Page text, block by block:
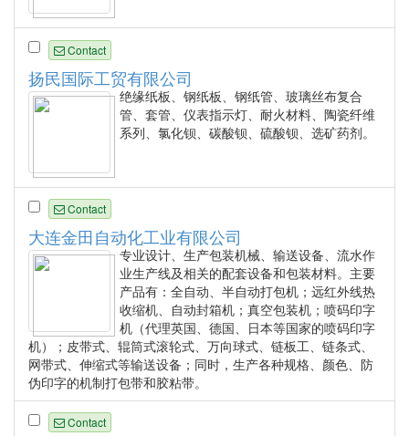
Contact
扬民国际工贸有限公司
绝缘纸板、钢纸板、钢纸管、玻璃丝布复合
管、套管、仪表指示灯、耐火材料、陶瓷纤维
系列、氯化钡、碳酸钡、硫酸钡、选矿药剂。
Contact
大连金田自动化工业有限公司
专业设计、生产包装机械、输送设备、流水作
业生产线及相关的配套设备和包装材料。主要
产品有：全自动、半自动打包机；远红外线热
收缩机、自动封箱机；真空包装机；喷码印字
机（代理英国、德国、日本等国家的喷码印字
机）；皮带式、辊筒式滚轮式、万向球式、链板工、链条式、
网带式、伸缩式等输送设备；同时，生产各种规格、颜色、防
伪印字的机制打包带和胶粘带。
Contact